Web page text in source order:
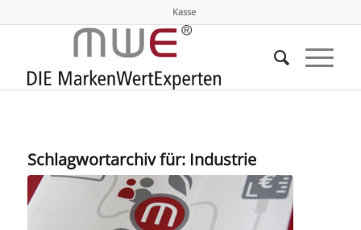
Kasse
Schlagwortarchiv für: Industrie